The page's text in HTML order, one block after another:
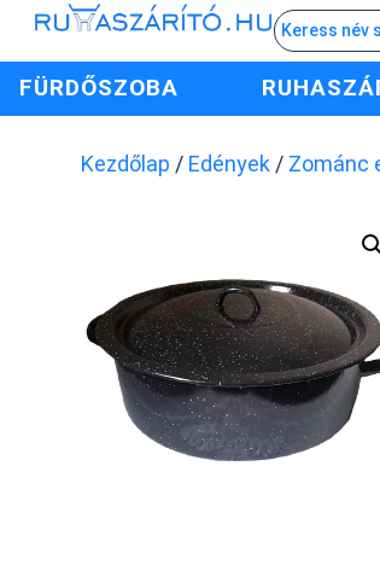
FÜRDŐSZOBA
Kezdőlap / Edények / Zománc